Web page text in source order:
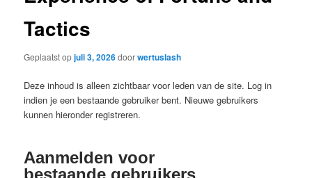
Tactics
Geplaatst opjuli 3, 2026doorwertuslash
Deze inhoud is alleen zichtbaar voor leden van de site. Log in
indien je een bestaande gebruiker bent. Nieuwe gebruikers
kunnen hieronder registreren.
Aanmelden voor